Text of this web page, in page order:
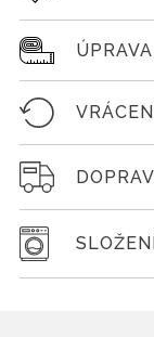
VRÁCENÍ